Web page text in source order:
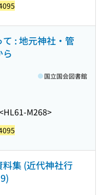
: 地元神社・管
M268>
国立国会図書館
集 (近代神社行